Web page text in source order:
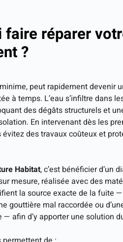
faire réparer
?
peut rapidement devenir
à temps. L’eau s’infiltre dans
des dégâts structurels et
En intervenant dès les
évitez des travaux coûteux et
Habitat, c’est bénéficier d’un
mesure, réalisée avec des
la source exacte de la fuite —
gouttière mal raccordée ou
— afin d’y apporter une solution